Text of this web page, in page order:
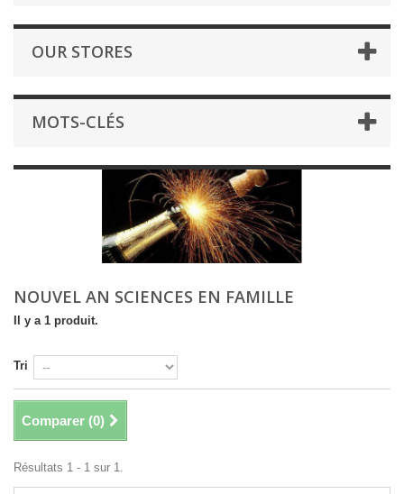
OUR STORES
MOTS-CLÉS
NOUVEL AN SCIENCES EN FAMILLE
Il y a 1 produit.
Tri
Comparer (0)
Résultats 1 - 1 sur 1.